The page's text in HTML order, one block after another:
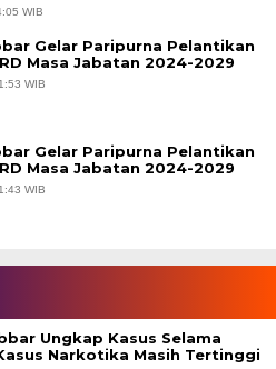
WIB
Gelar Paripurna Pelantikan
Masa Jabatan 2024-2029
WIB
Gelar Paripurna Pelantikan
Masa Jabatan 2024-2029
WIB
Ungkap Kasus Selama
Narkotika Masih Tertinggi